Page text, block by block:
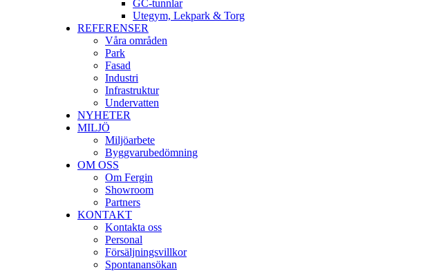
GC-tunnlar
Utegym, Lekpark & Torg
REFERENSER
Våra områden
Park
Fasad
Industri
Infrastruktur
Undervatten
NYHETER
MILJÖ
Miljöarbete
Byggvarubedömning
OM OSS
Om Fergin
Showroom
Partners
KONTAKT
Kontakta oss
Personal
Försäljningsvillkor
Spontanansökan